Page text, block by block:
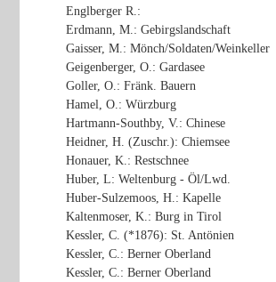
Englberger R.:
Erdmann, M.: Gebirgslandschaft
Gaisser, M.: Mönch/Soldaten/Weinkeller
Geigenberger, O.: Gardasee
Goller, O.: Fränk. Bauern
Hamel, O.: Würzburg
Hartmann-Southby, V.: Chinese
Heidner, H. (Zuschr.): Chiemsee
Honauer, K.: Restschnee
Huber, L: Weltenburg - Öl/Lwd.
Huber-Sulzemoos, H.: Kapelle
Kaltenmoser, K.: Burg in Tirol
Kessler, C. (*1876): St. Antönien
Kessler, C.: Berner Oberland
Kessler, C.: Berner Oberland